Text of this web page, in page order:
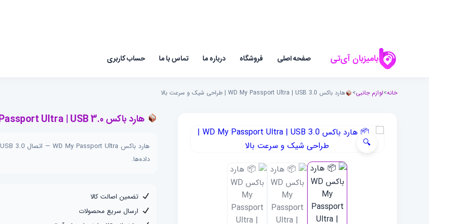
بامیزبان آی‌تی صفحه اصلی فروشگاه درباره ما تماس با ما حساب کاربری
خانه>لوازم جانبی> هارد باکس WD My Passport Ultra | USB 3.0 | طراحی شیک و سرعت بالا
هارد باکس WD My Passport Ultra | USB 3.0 | طراحی شیک و سرعت بالا
داده‌ها.
تضمین اصالت کالا
ارسال سریع محصولات